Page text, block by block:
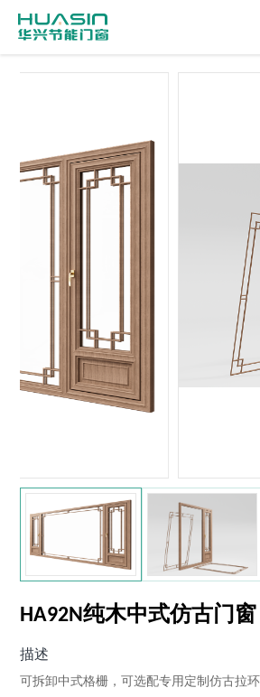
HA92N纯木中式仿古门窗
描述
可拆卸中式格栅，可选配专用定制仿古拉环